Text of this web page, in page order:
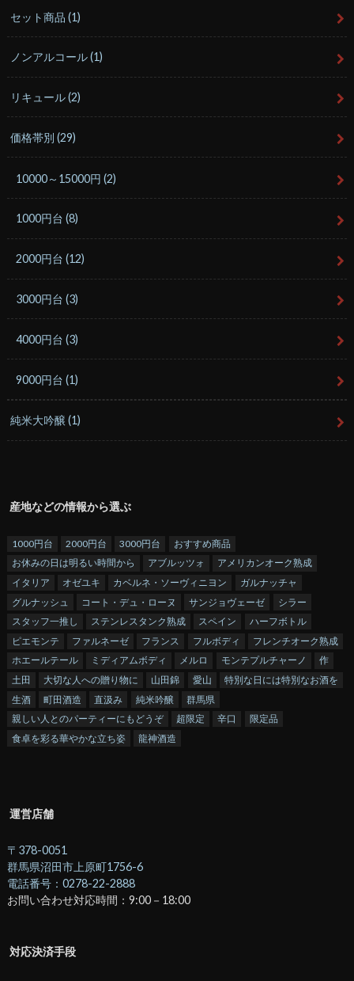
セット商品(1)
ノンアルコール(1)
リキュール(2)
価格帯別(29)
10000～15000円(2)
1000円台(8)
2000円台(12)
3000円台(3)
4000円台(3)
9000円台(1)
純米大吟醸(1)
産地などの情報から選ぶ
1000円台 2000円台 3000円台
おすすめ商品
お休みの日は明るい時間から
アブルッツォ
アメリカンオーク熟成
イタリア
オゼユキ カベルネ・ソーヴィニヨン
ガルナッチャ
グルナッシュ
コート・デュ・ローヌ サンジョヴェーゼ
シラー
スタッフ一推し
ステンレスタンク熟成 スペイン
ハーフボトル
ピエモンテ
ファルネーゼ フランス フルボディ
フレンチオーク熟成
ホエールテール
ミディアムボディ メルロ モンテプルチャーノ
作
土田
大切な人への贈り物に 山田錦 愛山
特別な日には特別なお酒を
生酒
町田酒造 直汲み 純米吟醸
群馬県
親しい人とのパーティーにもどうぞ
超限定 辛口
限定品
食卓を彩る華やかな立ち姿
龍神酒造
運営店舗
〒378-0051
群馬県沼田市上原町1756-6
電話番号：0278-22-2888
お問い合わせ対応時間：9:00－18:00
対応決済手段